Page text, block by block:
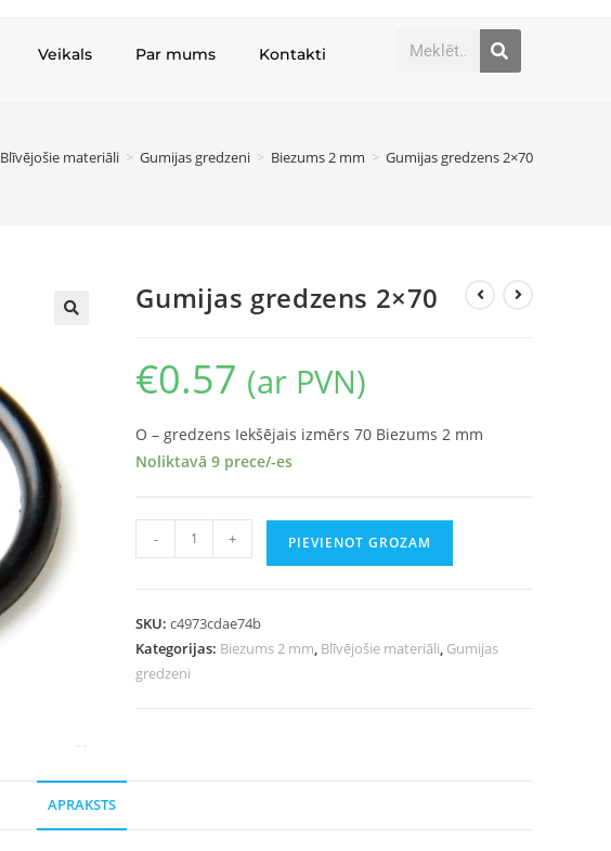
Veikals Par mums Kontakti
Blīvējošie materiāli > Gumijas gredzeni > Biezums 2 mm > Gumijas gredzens 2×70
Gumijas gredzens 2×70
€0.57 (ar PVN)
O – gredzens Iekšējais izmērs 70 Biezums 2 mm
Noliktavā 9 prece/-es
- + PIEVIENOT GROZAM
SKU:c4973cdae74b
Kategorijas: Biezums 2 mm, Blīvējošie materiāli, Gumijas
gredzeni
APRAKSTS